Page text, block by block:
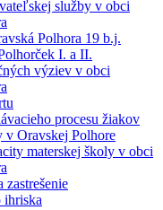
služby v obci
Polhora 19 b.j.
I. a II.
výziev v obci
procesu žiakov
v Oravskej Polhore
materskej školy v obci
zastrešenie
ihriska